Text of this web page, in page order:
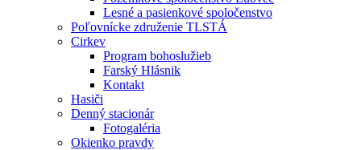
Lesné a pasienkové spoločenstvo
Poľovnícke združenie TLSTÁ
Cirkev
Program bohoslužieb
Farský Hlásnik
Kontakt
Hasiči
Denný stacionár
Fotogaléria
Okienko pravdy